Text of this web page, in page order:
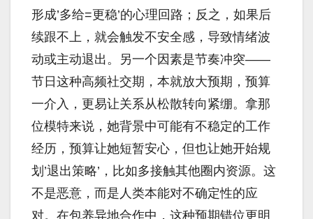
形成’多给=更稳’的心理回路；反之，如果后
续跟不上，就会触发不安全感，导致情绪波
动或主动退出。另一个因素是节奏冲突——
节日这种高频社交期，本就放大预期，预算
一介入，更易让关系从松散转向紧绷。拿那
位模特来说，她背景中可能有不稳定的工作
经历，预算让她短暂安心，但也让她开始规
划’退出策略’，比如多接触其他圈内资源。这
不是恶意，而是人类本能对不确定性的应
对。在包养异地合作中，这种预期错位更明